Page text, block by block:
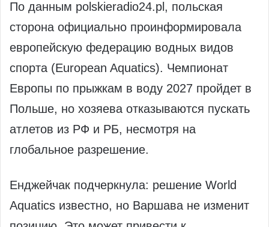
По данным polskieradio24.pl, польская
сторона официально проинформировала
европейскую федерацию водных видов
спорта (European Aquatics). Чемпионат
Европы по прыжкам в воду 2027 пройдет в
Польше, но хозяева отказываются пускать
атлетов из РФ и РБ, несмотря на
глобальное разрешение.
Енджейчак подчеркнула: решение World
Aquatics известно, но Варшава не изменит